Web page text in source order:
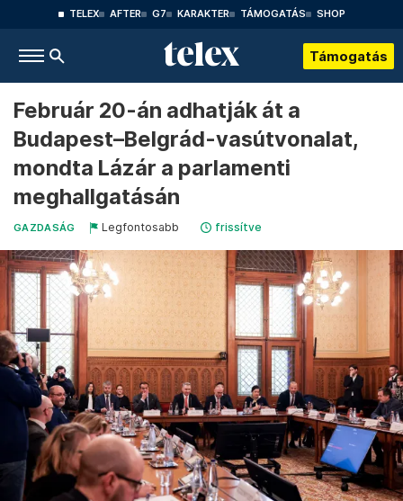
TELEX AFTER G7 KARAKTER TÁMOGATÁS SHOP
Támogatás
Február 20-án adhatják át a
Budapest–Belgrád-vasútvonalat,
mondta Lázár a parlamenti
meghallgatásán
GAZDASÁG Legfontosabb frissítve